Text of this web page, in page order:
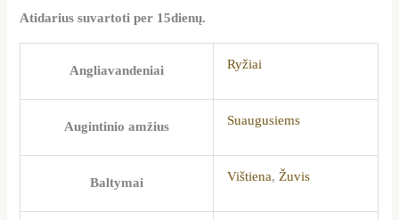
Atidarius suvartoti per 15dienų.
Angliavandeniai Ryžiai
Augintinio amžius Suaugusiems
Baltymai Vištiena,Žuvis